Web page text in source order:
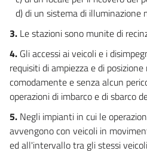
25
26
27
PARTE IV
APPROVAZIONE DEL PROGETTO
APERTURA
28
29
30
d) di un sistema di illuminazione
3. Le stazioni sono munite di
4. Gli accessi ai veicoli e i
requisiti di ampiezza e di
comodamente e senza alcun
operazioni di imbarco e di sbarco
5. Negli impianti in cui le
avvengono con veicoli in
ed all'intervallo tra gli stessi